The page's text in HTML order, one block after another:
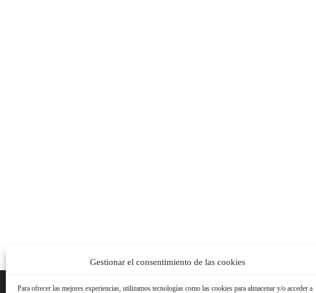
Gestionar el consentimiento de las cookies
Para ofrecer las mejores experiencias, utilizamos tecnologías como las cookies para almacenar y/o acceder a